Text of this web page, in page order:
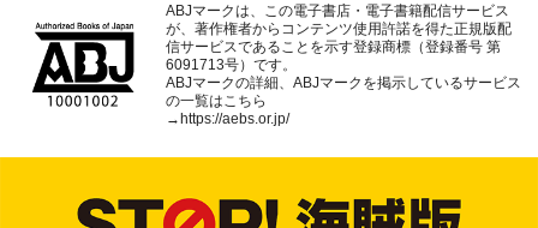
ABJマークは、この電子書店・電子書籍配信サービス
が、著作権者からコンテンツ使用許諾を得た正規版配
信サービスであることを示す登録商標（登録番号 第
6091713号）です。
ABJマークの詳細、ABJマークを掲示しているサービス
の一覧はこちら
→https://aebs.or.jp/